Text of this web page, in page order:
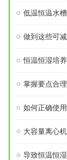
低温恒温水
做到这些可
恒温恒湿培
掌握要点合
如何正确使
大容量离心
导致恒温恒